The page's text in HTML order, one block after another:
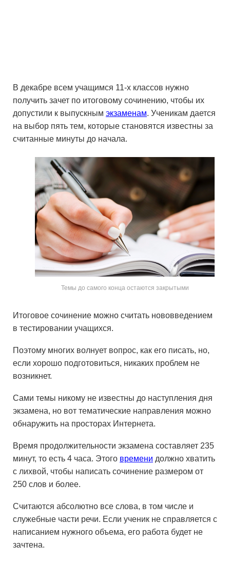
В декабре всем учащимся 11-х классов нужно
получить зачет по итоговому сочинению, чтобы их
допустили к выпускным экзаменам. Ученикам дается
на выбор пять тем, которые становятся известны за
считанные минуты до начала.
Темы до самого конца остаются закрытыми
Итоговое сочинение можно считать нововведением
в тестировании учащихся.
Поэтому многих волнует вопрос, как его писать, но,
если хорошо подготовиться, никаких проблем не
возникнет.
Сами темы никому не известны до наступления дня
экзамена, но вот тематические направления можно
обнаружить на просторах Интернета.
Время продолжительности экзамена составляет 235
минут, то есть 4 часа. Этого времени должно хватить
с лихвой, чтобы написать сочинение размером от
250 слов и более.
Считаются абсолютно все слова, в том числе и
служебные части речи. Если ученик не справляется с
написанием нужного объема, его работа будет не
зачтена.